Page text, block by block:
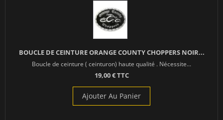
BOUCLE DE CEINTURE ORANGE COUNTY CHOPPERS NOIR...
Boucle de ceinture ( ceinturon) haute qualité . Nécessite...
19,00 € TTC
Ajouter Au Panier